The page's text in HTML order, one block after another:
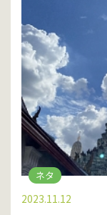
ネタ
2023.11.12